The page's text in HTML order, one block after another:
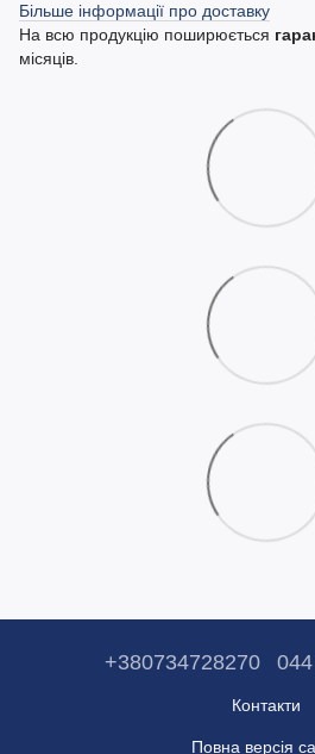
Більше інформації про доставку
На всю продукцію поширюється
місяців.
+380734728270
Контакти
Повна версія